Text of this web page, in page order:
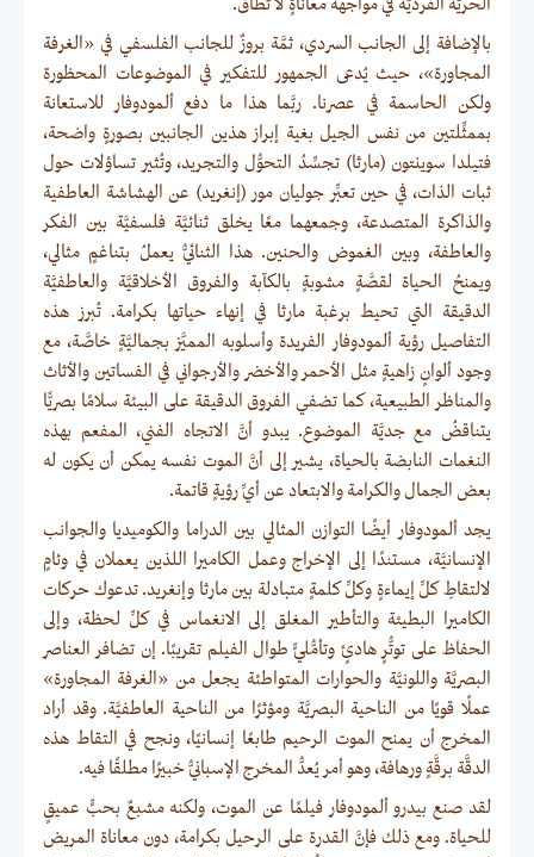
الحريَّة الفرديَّة في مواجهة معاناةٍ لا تطاق.
بالإضافة إلى الجانب السردي، ثمَّة بروزٌ للجانب الفلسفي في «الغرفة
المجاورة»، حيث يُدعى الجمهور للتفكير في الموضوعات المحظورة
ولكن الحاسمة في عصرنا. ربَّما هذا ما دفع ألمودوفار للاستعانة
بممثِّلتين من نفس الجيل بغية إبراز هذين الجانبين بصورةٍ واضحة،
فتيلدا سوينتون (مارثا) تجسِّدُ التحوُّل والتجريد، وتُثير تساؤلات حول
ثبات الذات، في حين تعبِّر جوليان مور (إنغريد) عن الهشاشة العاطفية
والذاكرة المتصدعة، وجمعهما معًا يخلق ثنائيَّة فلسفيَّة بين الفكر
والعاطفة، وبين الغموض والحنين. هذا الثنائيُّ يعملُ بتناغمٍ مثالي،
ويمنحُ الحياة لقصَّةٍ مشوبةٍ بالكآبة والفروق الأخلاقيَّة والعاطفيَّة
الدقيقة التي تحيط برغبة مارثا في إنهاء حياتها بكرامة. تُبرز هذه
التفاصيل رؤية ألمودوفار الفريدة وأسلوبه المميَّز بجماليَّةٍ خاصَّة، مع
وجود ألوانٍ زاهيةٍ مثل الأحمر والأخضر والأرجواني في الفساتين والأثاث
والمناظر الطبيعية، كما تضفي الفروق الدقيقة على البيئة سلامًا بصريًّا
يتناقضُ مع جديَّة الموضوع. يبدو أنَّ الاتجاه الفني، المفعم بهذه
النغمات النابضة بالحياة، يشير إلى أنَّ الموت نفسه يمكن أن يكون له
بعض الجمال والكرامة والابتعاد عن أيِّ رؤيةٍ قاتمة.
يجد ألمودوفار أيضًا التوازن المثالي بين الدراما والكوميديا والجوانب
الإنسانيَّة، مستندًا إلى الإخراج وعمل الكاميرا اللذين يعملان في وئامٍ
لالتقاطِ كلِّ إيماءةٍ وكلِّ كلمةٍ متبادلة بين مارثا وإنغريد. تدعوك حركات
الكاميرا البطيئة والتأطير المغلق إلى الانغماس في كلِّ لحظة، وإلى
الحفاظ على توتُّرٍ هادئٍ وتأمُّليٍّ طوال الفيلم تقريبًا. إن تضافر العناصر
البصريَّة واللونيَّة والحوارات المتواطئة يجعل من «الغرفة المجاورة»
عملًا قويًا من الناحية البصريَّة ومؤثرًا من الناحية العاطفيَّة. وقد أراد
المخرج أن يمنح الموت الرحيم طابعًا إنسانيًا، ونجح في التقاط هذه
الدقَّة برقَّةٍ ورهافة، وهو أمر يُعدُّ المخرج الإسبانيُّ خبيرًا مطلقًا فيه.
لقد صنع بيدرو ألمودوفار فيلمًا عن الموت، ولكنه مشبعٌ بحبٍّ عميقٍ
للحياة. ومع ذلك فإنَّ القدرة على الرحيل بكرامة، دون معاناة المريض